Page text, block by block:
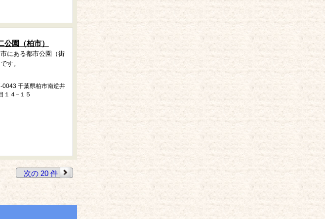
公園（柏市）
にある都市公園（街
す。
0043 千葉県柏市南逆井
１４−１５
次の 20 件